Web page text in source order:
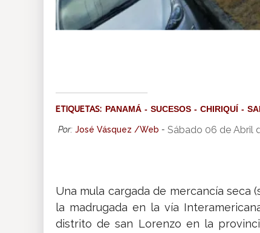
ETIQUETAS: PANAMÁ SUCESOS CHIRIQUÍ
Por: José Vásquez /Web - Sábado 06 de Abril
Una mula cargada de mercancía seca
la madrugada en la vía
distrito de san Lorenzo en la